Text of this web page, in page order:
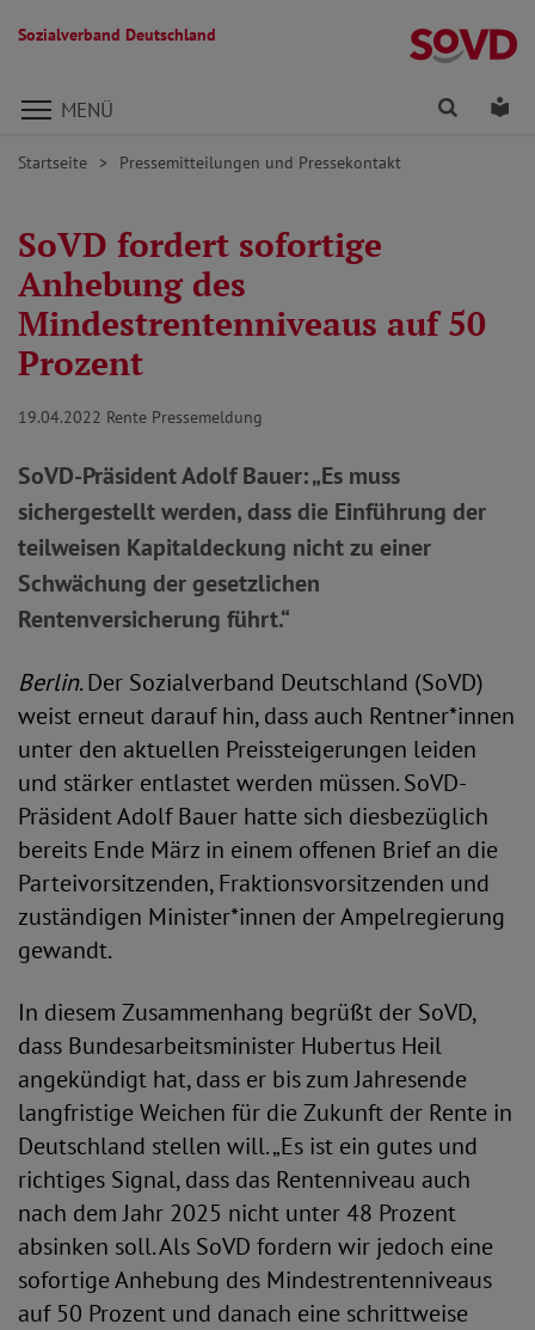
Sozialverband Deutschland
Direkt zu den Inhalten springen
MENÜ Finden
Startseite Pressemitteilungen und Pressekontakt
SoVD fordert sofortige
Anhebung des
Mindestrentenniveaus auf 50
Prozent
19.04.2022 Rente Pressemeldung
SoVD-Präsident Adolf Bauer: „Es muss
sichergestellt werden, dass die Einführung der
teilweisen Kapitaldeckung nicht zu einer
Schwächung der gesetzlichen
Rentenversicherung führt.“
Berlin. Der Sozialverband Deutschland (SoVD)
weist erneut darauf hin, dass auch Rentner*innen
unter den aktuellen Preissteigerungen leiden
und stärker entlastet werden müssen. SoVD-
Präsident Adolf Bauer hatte sich diesbezüglich
bereits Ende März in einem offenen Brief an die
Parteivorsitzenden, Fraktionsvorsitzenden und
zuständigen Minister*innen der Ampelregierung
gewandt.
In diesem Zusammenhang begrüßt der SoVD,
dass Bundesarbeitsminister Hubertus Heil
angekündigt hat, dass er bis zum Jahresende
langfristige Weichen für die Zukunft der Rente in
Deutschland stellen will. „Es ist ein gutes und
richtiges Signal, dass das Rentenniveau auch
nach dem Jahr 2025 nicht unter 48 Prozent
absinken soll. Als SoVD fordern wir jedoch eine
sofortige Anhebung des Mindestrentenniveaus
auf 50 Prozent und danach eine schrittweise